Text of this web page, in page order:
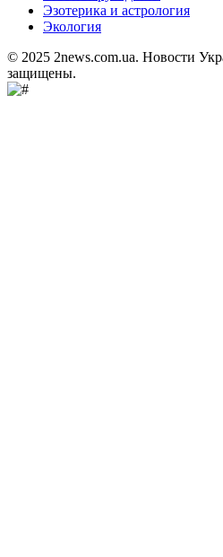
Эзотерика и астрология
Экология
© 2025 2news.com.ua. Новости
защищены.